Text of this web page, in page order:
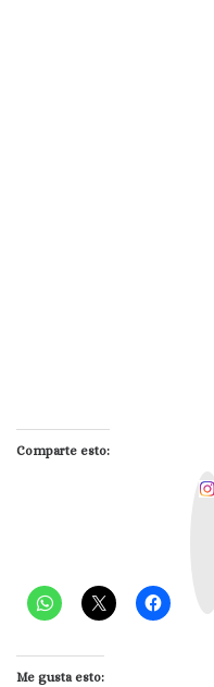
Comparte esto:
Me gusta esto: